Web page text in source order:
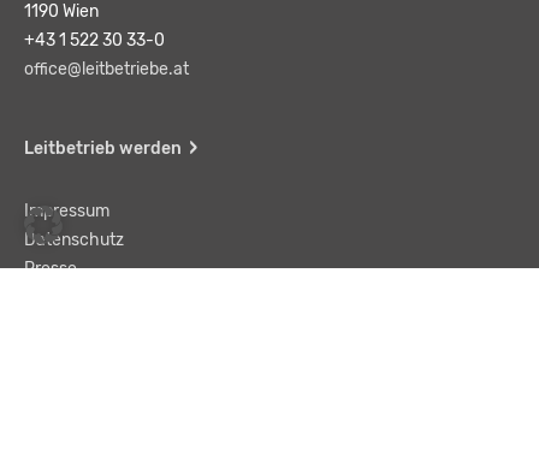
1190 Wien
+43 1 522 30 33-0
office@leitbetriebe.at
Leitbetrieb werden
Impressum
Datenschutz
Presse